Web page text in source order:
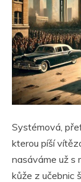
Systémová,
kterou píší
nasáváme už s
kůže z učebnic